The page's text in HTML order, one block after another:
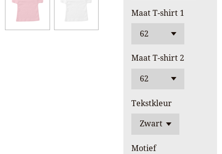
Maat T-shirt 1
Maat T-shirt 2
Tekstkleur
Motief